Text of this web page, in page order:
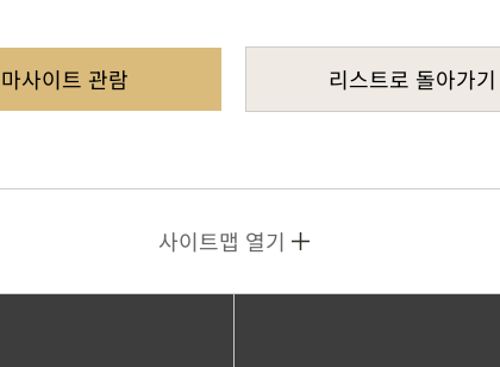
사이트 관람 리스트로 돌아가기
사이트맵 열기